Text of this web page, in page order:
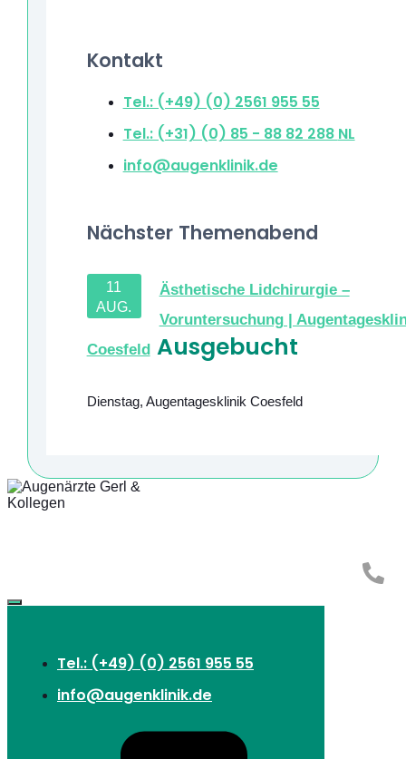
Kontakt
Tel.: (+49) (0) 2561 955 55
Tel.: (+31) (0) 85 - 88 82 288 NL
info@augenklinik.de
Nächster Themenabend
11
AUG.
Ästhetische Lidchirurgie –
Voruntersuchung |
Coesfeld Ausgebucht
Dienstag, Augentagesklinik Coesfeld
Tel.: (+49) (0) 2561 955 55
info@augenklinik.de